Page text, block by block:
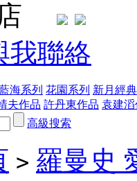
店
我聯絡
海系列 花園系列 新月經
夫作品 許丹東作品 袁建
高級搜索
> 羅曼史